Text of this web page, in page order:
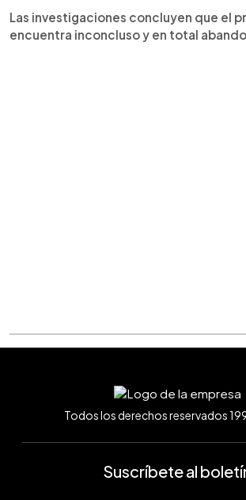
Las investigaciones concluyen que el
encuentra inconcluso y en total
Todos los derechos reservados
Suscríbete al